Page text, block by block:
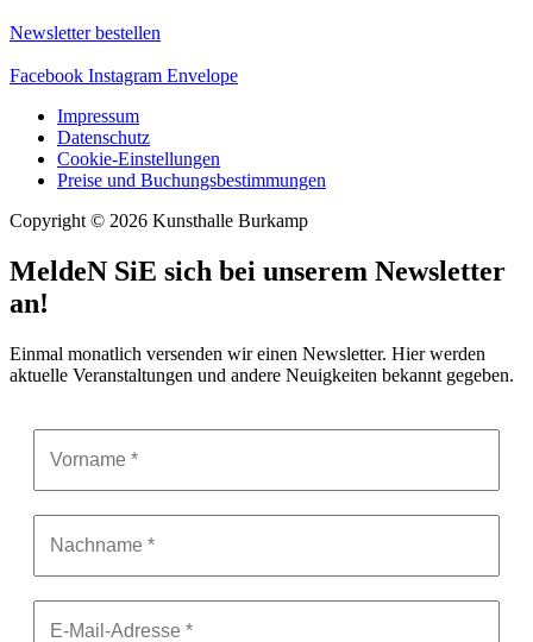
Newsletter bestellen
Facebook Instagram Envelope
Impressum
Datenschutz
Cookie-Einstellungen
Preise und Buchungsbestimmungen
Copyright © 2026 Kunsthalle Burkamp
MeldeN SiE sich bei unserem Newsletter
an!
Einmal monatlich versenden wir einen Newsletter. Hier werden
aktuelle Veranstaltungen und andere Neuigkeiten bekannt gegeben.